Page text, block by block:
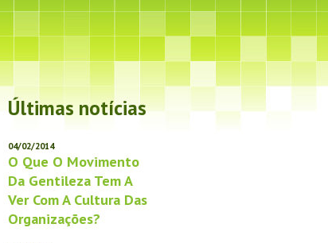
Últimas notícias
04/02/2014
O Que O Movimento
Da Gentileza Tem A
Ver Com A Cultura Das
Organizações?